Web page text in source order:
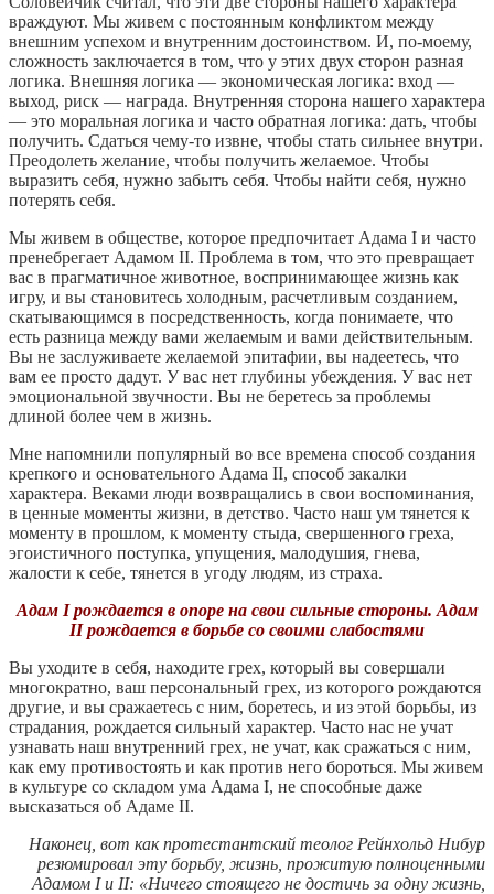
враждуют. Мы живем с постоянным конфликтом между
внешним успехом и внутренним достоинством. И, по-моему,
сложность заключается в том, что у этих двух сторон разная
логика. Внешняя логика — экономическая логика: вход —
выход, риск — награда. Внутренняя сторона нашего характера
— это моральная логика и часто обратная логика: дать, чтобы
получить. Сдаться чему-то извне, чтобы стать сильнее внутри.
Преодолеть желание, чтобы получить желаемое. Чтобы
выразить себя, нужно забыть себя. Чтобы найти себя, нужно
потерять себя.
Мы живем в обществе, которое предпочитает Адама I и часто
пренебрегает Адамом II. Проблема в том, что это превращает
вас в прагматичное животное, воспринимающее жизнь как
игру, и вы становитесь холодным, расчетливым созданием,
скатывающимся в посредственность, когда понимаете, что
есть разница между вами желаемым и вами действительным.
Вы не заслуживаете желаемой эпитафии, вы надеетесь, что
вам ее просто дадут. У вас нет глубины убеждения. У вас нет
эмоциональной звучности. Вы не беретесь за проблемы
длиной более чем в жизнь.
Мне напомнили популярный во все времена способ создания
крепкого и основательного Адама II, способ закалки
характера. Веками люди возвращались в свои воспоминания,
в ценные моменты жизни, в детство. Часто наш ум тянется к
моменту в прошлом, к моменту стыда, свершенного греха,
эгоистичного поступка, упущения, малодушия, гнева,
жалости к себе, тянется в угоду людям, из страха.
Адам I рождается в опоре на свои сильные стороны. Адам
II рождается в борьбе со своими слабостями
Вы уходите в себя, находите грех, который вы совершали
многократно, ваш персональный грех, из которого рождаются
другие, и вы сражаетесь с ним, боретесь, и из этой борьбы, из
страдания, рождается сильный характер. Часто нас не учат
узнавать наш внутренний грех, не учат, как сражаться с ним,
как ему противостоять и как против него бороться. Мы живем
в культуре со складом ума Адама I, не способные даже
высказаться об Адаме II.
Наконец, вот как протестантский теолог Рейнхольд Нибур
резюмировал эту борьбу, жизнь, прожитую полноценными
Адамом I и II: «Ничего стоящего не достичь за одну жизнь,